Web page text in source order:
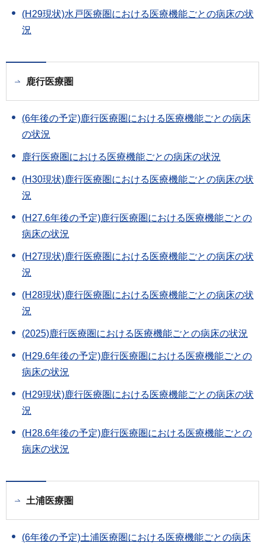
(H29現状)水戸医療圏における医療機能ごとの病床の状
況
鹿行医療圏
(6年後の予定)鹿行医療圏における医療機能ごとの病床
の状況
鹿行医療圏における医療機能ごとの病床の状況
(H30現状)鹿行医療圏における医療機能ごとの病床の状
況
(H27.6年後の予定)鹿行医療圏における医療機能ごとの
病床の状況
(H27現状)鹿行医療圏における医療機能ごとの病床の状
況
(H28現状)鹿行医療圏における医療機能ごとの病床の状
況
(2025)鹿行医療圏における医療機能ごとの病床の状況
(H29.6年後の予定)鹿行医療圏における医療機能ごとの
病床の状況
(H29現状)鹿行医療圏における医療機能ごとの病床の状
況
(H28.6年後の予定)鹿行医療圏における医療機能ごとの
病床の状況
土浦医療圏
(6年後の予定)土浦医療圏における医療機能ごとの病床